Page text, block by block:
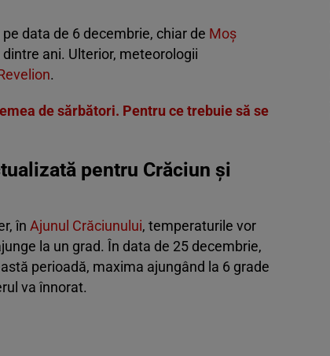
data de 6 decembrie, chiar de Moș
ani. Ulterior, meteorologii
.
de sărbători. Pentru ce trebuie să se
pentru Crăciun și
în Ajunul Crăciunului, temperaturile vor
la un grad. În data de 25 decembrie,
perioadă, maxima ajungând la 6 grade
va înnorat.